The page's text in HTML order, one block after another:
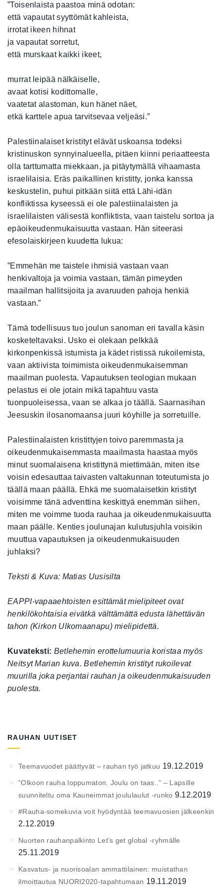
”Toisenlaista paastoa minä odotan:
että vapautat syyttömät kahleista,
irrotat ikeen hihnat
ja vapautat sorretut,
että murskaat kaikki ikeet,
murrat leipää nälkäiselle,
avaat kotisi kodittomalle,
vaatetat alastoman, kun hänet näet,
etkä karttele apua tarvitsevaa veljeäsi.”
Palestiinalaiset kristityt elävät uskoansa todeksi
kristinuskon synnyinalueella, pitäen kiinni periaatteesta
olla tarttumatta miekkaan, ja pitäytymällä vihaamasta
israelilaisia. Eräs paikallinen kristitty, jonka kanssa
keskustelin, puhui pitkään siitä että Lähi-idän
konfliktissa kyseessä ei ole palestiinalaisten ja
israelilaisten välisestä konfliktista, vaan taistelu sortoa ja
epäoikeudenmukaisuutta vastaan. Hän siteerasi
efesolaiskirjeen kuudetta lukua:
”Emmehän me taistele ihmisiä vastaan vaan
henkivaltoja ja voimia vastaan, tämän pimeyden
maailman hallitsijoita ja avaruuden pahoja henkiä
vastaan.”
Tämä todellisuus tuo joulun sanoman eri tavalla käsin
kosketeltavaksi. Usko ei olekaan pelkkää
kirkonpenkissä istumista ja kädet ristissä rukoilemista,
vaan aktiivista toimimista oikeudenmukaisemman
maailman puolesta. Vapautuksen teologian mukaan
pelastus ei ole jotain mikä tapahtuu vasta
tuonpuoleisessa, vaan se alkaa jo täällä. Saarnasihan
Jeesuskin ilosanomaansa juuri köyhille ja sorretuille.
Palestiinalaisten kristittyjen toivo paremmasta ja
oikeudenmukaisemmasta maailmasta haastaa myös
minut suomalaisena kristittynä miettimään, miten itse
voisin edesauttaa taivasten valtakunnan toteutumista jo
täällä maan päällä. Ehkä me suomalaisetkin kristityt
voisimme tänä adventtina keskittyä enemmän siihen,
miten me voimme tuoda rauhaa ja oikeudenmukaisuutta
maan päälle. Kenties joulunajan kulutusjuhla voisikin
muuttua vapautuksen ja oikeudenmukaisuuden
juhlaksi?
Teksti & Kuva: Matias Uusisilta
EAPPI-vapaaehtoisten esittämät mielipiteet ovat
henkilökohtaisia eivätkä välttämättä edusta lähettävän
tahon (Kirkon Ulkomaanapu) mielipidettä.
Kuvateksti: Betlehemin erottelumuuria koristaa myös
Neitsyt Marian kuva. Betlehemin kristityt rukoilevat
muurilla joka perjantai rauhan ja oikeudenmukaisuuden
puolesta.
RAUHAN UUTISET
Teemavuodet päättyvät – rauhan työ jatkuu 19.12.2019
“Olkoon rauha loppumaton. Joulu on taas..” – Lapsille
suunniteltu oma Kauneimmat joululaulut -runko 9.12.2019
#Rauha-somekuvia voit hyödyntää teemavuosien jälkeenkin
2.12.2019
Nuorten rauhanpalkinto Let’s get global -ryhmälle
25.11.2019
Kasvatus- ja nuorisoalan ammattilainen: muistathan
ilmoittautua NUORI2020-tapahtumaan 19.11.2019